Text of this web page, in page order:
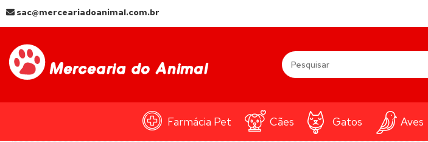
sac@merceariadoanimal.com.br
Farmácia Pet Cães Gatos Aves